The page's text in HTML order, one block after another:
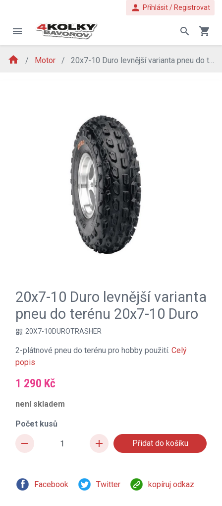
person Přihlásit / Registrovat
menu search shopping_cart
home Motor 20x7-10 Duro levnější varianta pneu do terénu 20x7-10 Duro
20x7-10 Duro levnější varianta
pneu do terénu 20x7-10 Duro
qr_code 20X7-10DUROTRASHER
2-plátnové pneu do terénu pro hobby použití. Celý
popis
1 290 Kč
není skladem
Počet kusů
remove add
Facebook Twitter kopíruj odkaz